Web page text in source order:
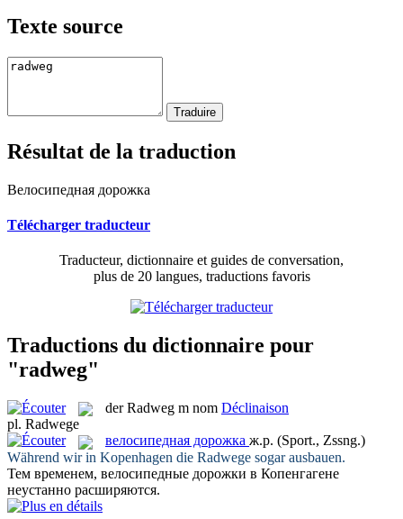
Texte source
Résultat de la traduction
Велосипедная дорожка
Télécharger traducteur
Traducteur, dictionnaire et guides de conversation,
plus de 20 langues, traductions favoris
Traductions du dictionnaire pour
"radweg"
derRadweg m nom Déclinaison
pl. Radwege
велосипедная дорожка ж.р. (Sport., Zssng.)
Während wir in Kopenhagen die Radwege sogar ausbauen.
Тем временем, велосипедные дорожки в Копенгагене
неустанно расширяются.